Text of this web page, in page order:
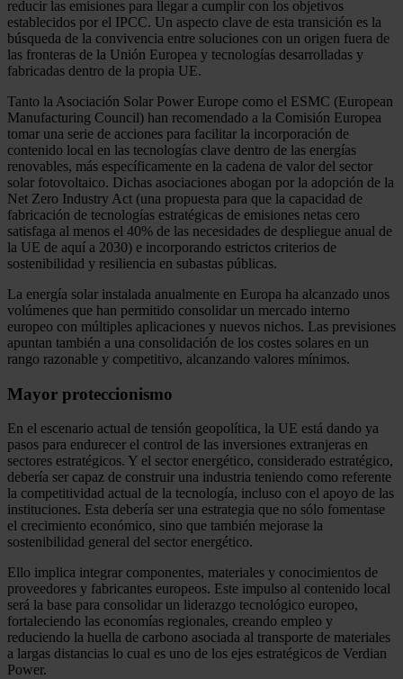
reducir las emisiones para llegar a cumplir con los objetivos
establecidos por el IPCC. Un aspecto clave de esta transición es la
búsqueda de la convivencia entre soluciones con un origen fuera de
las fronteras de la Unión Europea y tecnologías desarrolladas y
fabricadas dentro de la propia UE.
Tanto la Asociación Solar Power Europe como el ESMC (European
Manufacturing Council) han recomendado a la Comisión Europea
tomar una serie de acciones para facilitar la incorporación de
contenido local en las tecnologías clave dentro de las energías
renovables, más específicamente en la cadena de valor del sector
solar fotovoltaico. Dichas asociaciones abogan por la adopción de la
Net Zero Industry Act (una propuesta para que la capacidad de
fabricación de tecnologías estratégicas de emisiones netas cero
satisfaga al menos el 40% de las necesidades de despliegue anual de
la UE de aquí a 2030) e incorporando estrictos criterios de
sostenibilidad y resiliencia en subastas públicas.
La energía solar instalada anualmente en Europa ha alcanzado unos
volúmenes que han permitido consolidar un mercado interno
europeo con múltiples aplicaciones y nuevos nichos. Las previsiones
apuntan también a una consolidación de los costes solares en un
rango razonable y competitivo, alcanzando valores mínimos.
Mayor proteccionismo
En el escenario actual de tensión geopolítica, la UE está dando ya
pasos para endurecer el control de las inversiones extranjeras en
sectores estratégicos. Y el sector energético, considerado estratégico,
debería ser capaz de construir una industria teniendo como referente
la competitividad actual de la tecnología, incluso con el apoyo de las
instituciones. Esta debería ser una estrategia que no sólo fomentase
el crecimiento económico, sino que también mejorase la
sostenibilidad general del sector energético.
Ello implica integrar componentes, materiales y conocimientos de
proveedores y fabricantes europeos. Este impulso al contenido local
será la base para consolidar un liderazgo tecnológico europeo,
fortaleciendo las economías regionales, creando empleo y
reduciendo la huella de carbono asociada al transporte de materiales
a largas distancias lo cual es uno de los ejes estratégicos de Verdian
Power.